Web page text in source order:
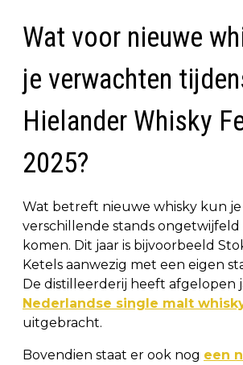
Wat voor nieuwe
je verwachten
Hielander Whisky
2025?
Wat betreft nieuwe whisky kun je
verschillende stands
komen. Dit jaar is bijvoorbeeld
Ketels aanwezig met een eigen
De distilleerderij heeft afgelopen
Nederlandse single malt
uitgebracht.
Bovendien staat er ook nog een